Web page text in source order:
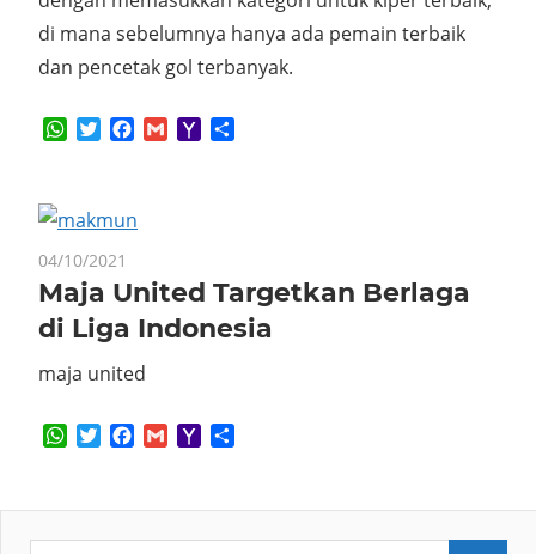
di mana sebelumnya hanya ada pemain terbaik
dan pencetak gol terbanyak.
WhatsApp
TwitterFacebook
GmailYahoo
04/10/2021
Maja United Targetkan Berlaga
di Liga Indonesia
maja united
WhatsApp
TwitterFacebook
GmailYahoo